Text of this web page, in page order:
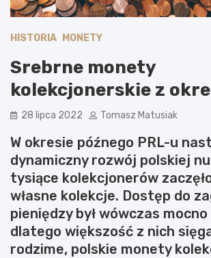
HISTORIA MONETY
Srebrne monety
kolekcjonerskie z
28 lipca 2022 Tomasz Matusiak
W okresie późnego PRL-u
dynamiczny rozwój polskiej
tysiące kolekcjonerów
własne kolekcje. Dostęp do
pieniędzy był wówczas
dlatego większość z nich
rodzime, polskie monety